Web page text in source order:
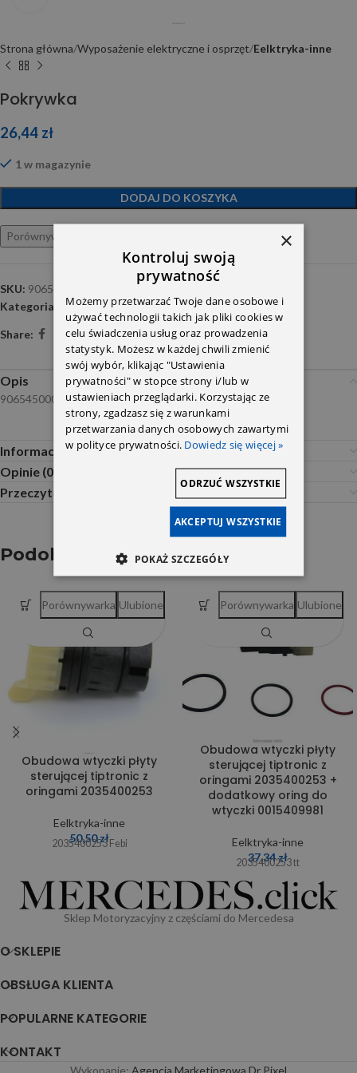
Strona główna Wyposażenie elektryczne i osprzęt Eelktryka-inne
Pokrywka
26,44 zł
1 w magazynie
DODAJ DO KOSZYKA
Porównywarka
SKU: 9065450003
Kategoria:
Eelktryka-inne
Share:
Opis
90654500037J69
Informacje dodatkowe
Opinie (0)
Przeczytaj Przed Zakupem
Podobne produkty
Obudowa wtyczki płyty
sterującej tiptronic z
oringami 2035400253
Eelktryka-inne
50,50zł
2035400253 Febi
Porównywarka Ulubione
Obudowa wtyczki płyty
sterującej tiptronic z
oringami 2035400253 +
dodatkowy oring do
wtyczki 0015409981
Eelktryka-inne
37,34zł
2035400253 tt
Porównywarka Ulubione
Sklep Motoryzacyjny z częściami do Mercedesa
O SKLEPIE
OBSŁUGA KLIENTA
POPULARNE KATEGORIE
KONTAKT
Wykonanie: Agencja Marketingowa Dr Pixel
×
Kontroluj swoją
prywatność
Możemy przetwarzać Twoje dane osobowe i
używać technologii takich jak pliki cookies w
celu świadczenia usług oraz prowadzenia
statystyk. Możesz w każdej chwili zmienić
swój wybór, klikając "Ustawienia
prywatności" w stopce strony i/lub w
ustawieniach przeglądarki. Korzystając ze
strony, zgadzasz się z warunkami
przetwarzania danych osobowych zawartymi
w polityce prywatności. Dowiedz się więcej »
AKCEPTUJ WSZYSTKIE
ODRZUĆ WSZYSTKIE
POKAŻ SZCZEGÓŁY